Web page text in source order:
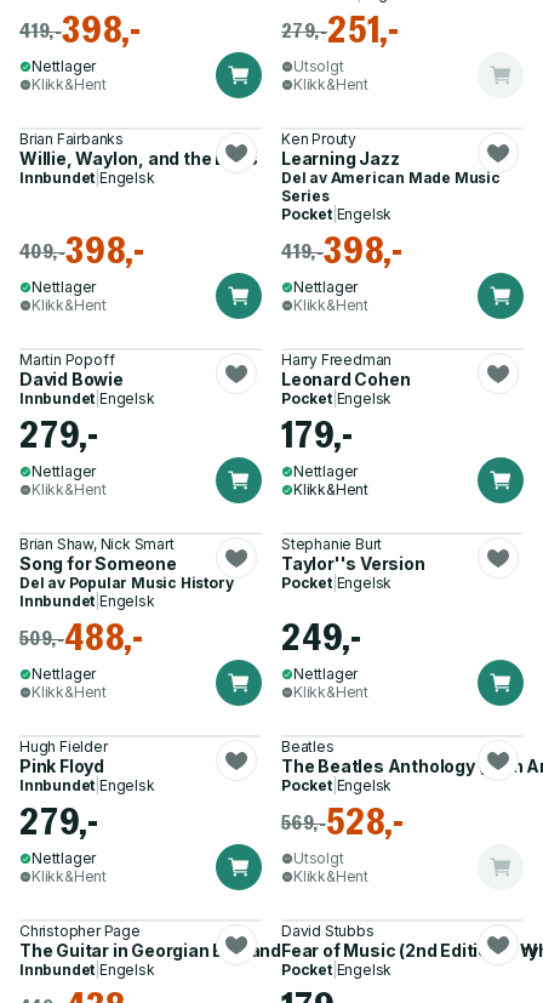
419,-398,-
Nettlager
Klikk&Hent
279,-251,-
Utsolgt
Klikk&Hent
Brian Fairbanks
Willie, Waylon, and the Boys
Innbundet |Engelsk
409,-398,-
Nettlager
Klikk&Hent
Ken Prouty
Learning Jazz
Del av American Made Music
Series
Pocket| Engelsk
419,-398,-
Nettlager
Klikk&Hent
Martin Popoff
David Bowie
Innbundet |Engelsk
279,-
Nettlager
Klikk&Hent
Harry Freedman
Leonard Cohen
Pocket| Engelsk
179,-
Nettlager
Klikk&Hent
Brian Shaw, Nick Smart
Song for Someone
Del av Popular Music History
Innbundet |Engelsk
509,-488,-
Nettlager
Klikk&Hent
Stephanie Burt
Taylor''s Version
Pocket| Engelsk
249,-
Nettlager
Klikk&Hent
Hugh Fielder
Pink Floyd
Innbundet |Engelsk
279,-
Nettlager
Klikk&Hent
Beatles
The Beatles Anthology (25th
Pocket| Engelsk
569,-528,-
Utsolgt
Klikk&Hent
Christopher Page
The Guitar in Georgian England – A Social and Musical History
Innbundet |Engelsk
David Stubbs
Fear of Music (2nd Edition) –
Pocket| Engelsk